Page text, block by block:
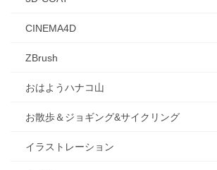
CINEMA4D
ZBrush
おはようハナコ山
お散歩＆ジョギング&サイクリング
イラストレーション